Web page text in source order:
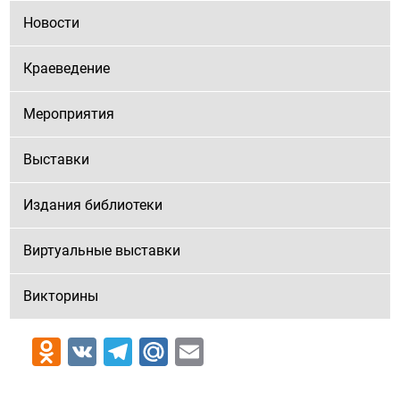
Новости
Краеведение
Мероприятия
Выставки
Издания библиотеки
Виртуальные выставки
Викторины
Odnoklassniki
VK Telegram
Mail.Ru